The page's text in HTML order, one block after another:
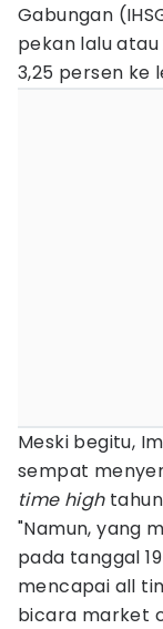
Gabungan
pekan lalu atau
3,25 persen ke
Meski begitu,
sempat
time hightahun
"Namun, yang
pada tanggal
mencapai all
bicara market